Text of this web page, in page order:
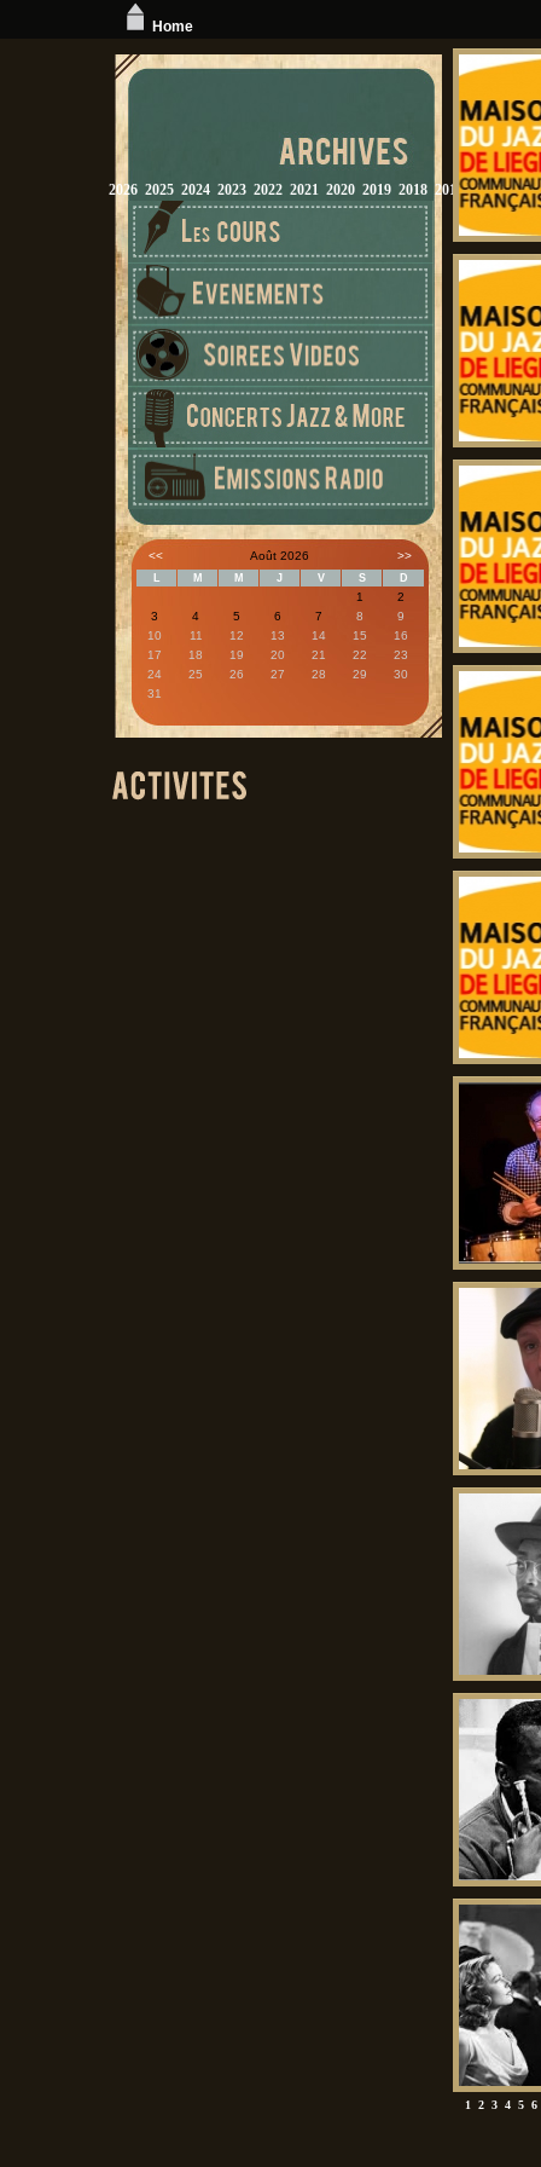
2026 2025 2024 2023 2022 2021 2020 2019 2018 2017 2016 2015
<< Août 2026 >>
L M M J V S D
1
2
3
4 5 6 7 8
9
10
11 12 13 14 15
16
17
18 19 20 21 22
23
24
25 26 27 28 29
30
31
1 2 3 4 5 6
Home